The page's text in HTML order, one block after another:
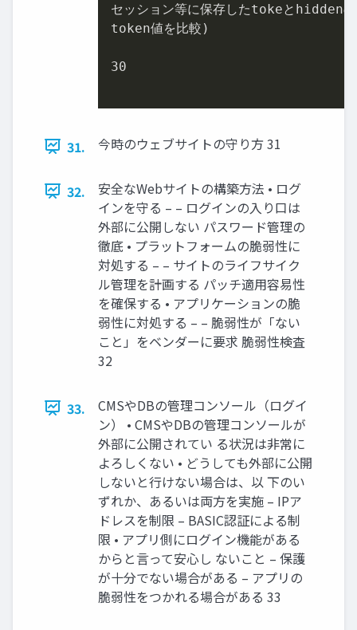
セッション等に保存したtokeとhiddenの
token値を比較)
30
31. 今時のウェブサイトの守り方 31
32.
安全なWebサイトの構築方法 • ログ
インを守る – – ログインの入り口は
外部に公開しない パスワード管理の
徹底 • プラットフォームの脆弱性に
対処する – – サイトのライフサイク
ル管理を計画する パッチ適用容易性
を確保する • アプリケーションの脆
弱性に対処する – – 脆弱性が「ない
こと」をベンダーに要求 脆弱性検査
32
33.
CMSやDBの管理コンソール（ログイ
ン） • CMSやDBの管理コンソールが
外部に公開されてい る状況は非常に
よろしくない • どうしても外部に公開
しないと行けない場合は、以 下のい
ずれか、あるいは両方を実施 – IPア
ドレスを制限 – BASIC認証による制
限 • アプリ側にログイン機能がある
からと言って安心し ないこと – 保護
が十分でない場合がある – アプリの
脆弱性をつかれる場合がある 33